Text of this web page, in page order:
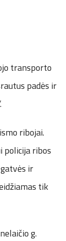
transporto
padės ir
ribojai.
policija ribos
ir
tik
g.